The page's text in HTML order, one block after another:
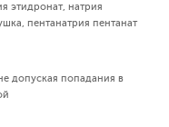
этидронат, натрия
пентанатрия пентанат
допуская попадания в